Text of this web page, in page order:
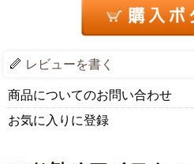
レビューを書く
商品についてのお問い合わせ
お気に入りに登録